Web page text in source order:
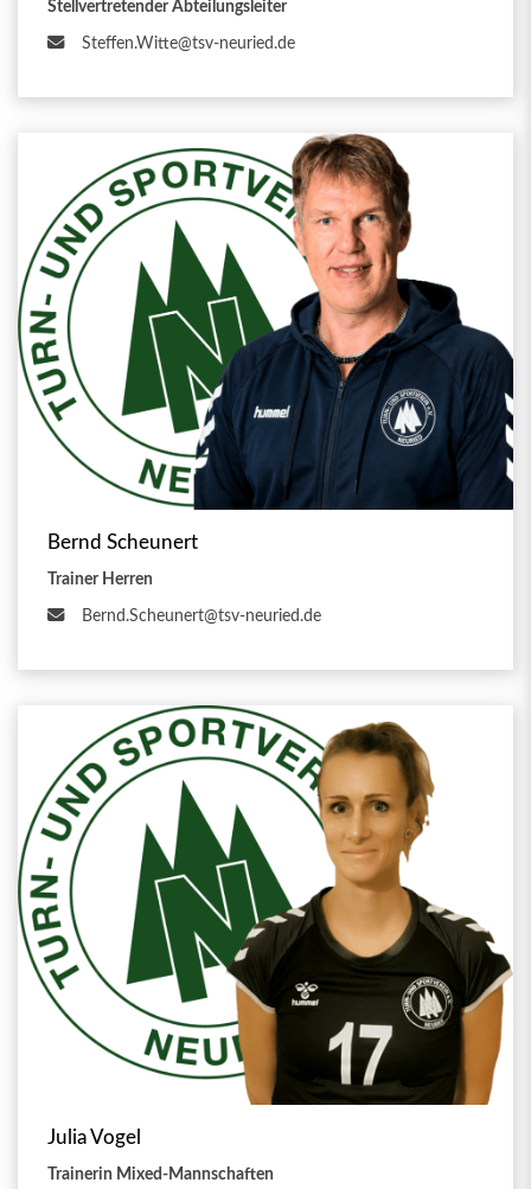
Stellvertretender Abteilungsleiter
Steffen.Witte@tsv-neuried.de
Bernd Scheunert
Trainer Herren
Bernd.Scheunert@tsv-neuried.de
Julia Vogel
Trainerin Mixed-Mannschaften